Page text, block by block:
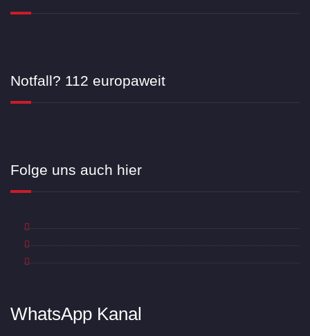
Notfall? 112 europaweit
Folge uns auch hier
WhatsApp Kanal